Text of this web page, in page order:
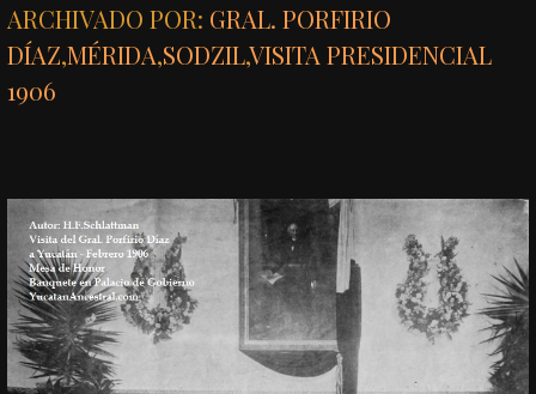
ARCHIVADO POR: GRAL. PORFIRIO
DÍAZ,MÉRIDA,SODZIL,VISITA PRESIDENCIAL
1906